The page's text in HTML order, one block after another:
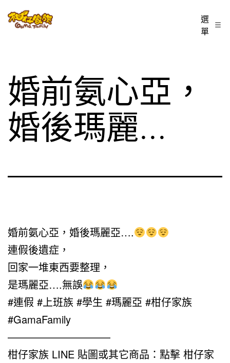
至柑
族
BLOG
選
單
婚前氨心亞，
婚後瑪麗…
婚前氨心亞，婚後瑪麗亞….
連假後遺症，
回家一堆東西要整理，
是瑪麗亞….無誤
#連假 #上班族 #學生 #瑪麗亞 #柑仔家族
#GamaFamily
——————————
柑仔家族 LINE 貼圖或其它商品：點擊 柑仔家